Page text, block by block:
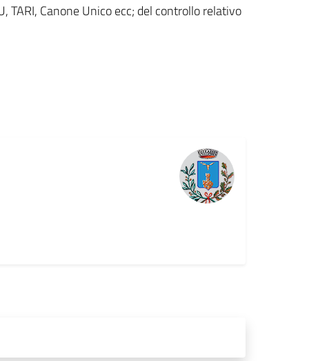
Canone Unico ecc; del controllo relativo